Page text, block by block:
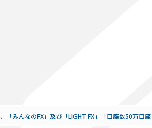
「みんなのFX」及び「LIGHT FX」「口座数50万口